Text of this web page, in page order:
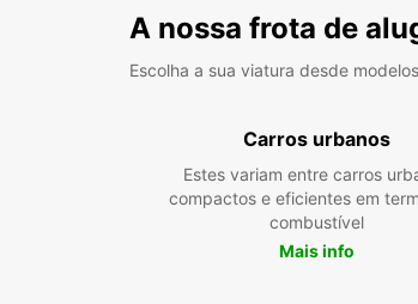
A nossa frota de
Escolha a sua viatura desde
Carros urbanos
Estes variam entre carros
compactos e eficientes em
combustível
Mais info